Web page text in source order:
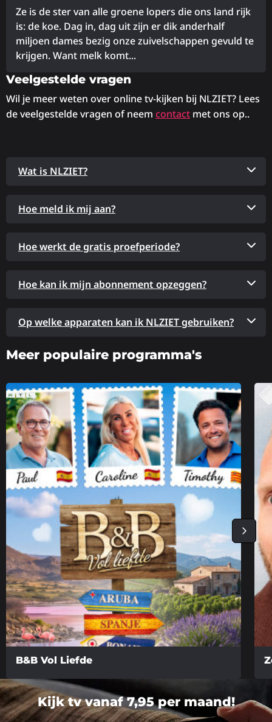
Ze is de ster van alle groene lopers die ons land rijk
is: de koe. Dag in, dag uit zijn er dik anderhalf
miljoen dames bezig onze zuivelschappen gevuld te
krijgen. Want melk komt...
Lees
meer
over
Veelgestelde vragen
Wil je meer weten over online tv-kijken bij NLZIET? Lees
de veelgestelde vragen of neem contact met ons op..
Wat is NLZIET?
Hoe meld ik mij aan?
Hoe werkt de gratis proefperiode?
Hoe kan ik mijn abonnement opzeggen?
Op welke apparaten kan ik NLZIET gebruiken?
Meer populaire programma's
B&B Vol Liefde
Lees
meer
over
Kijk tv vanaf 7,95 per maand!